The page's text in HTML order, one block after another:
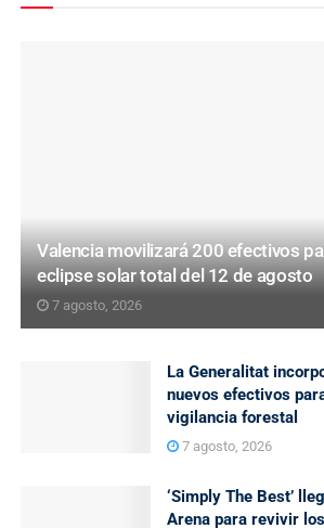
Valencia movilizará 200 efectivos
eclipse solar total del 12 de agosto
7 agosto, 2026
La Generalitat
nuevos efectivos
vigilancia forestal
7 agosto, 2026
‘Simply The Best’
Arena para revivir